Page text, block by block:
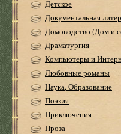
Детское
Документальная
Домоводство (Дом и
Драматургия
Компьютеры и
Любовные романы
Наука, Образование
Поэзия
Приключения
Проза